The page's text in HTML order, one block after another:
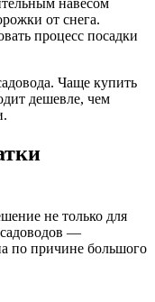
навесом
от снега.
процесс посадки
Чаще купить
дешевле, чем
не только для
—
по причине большого